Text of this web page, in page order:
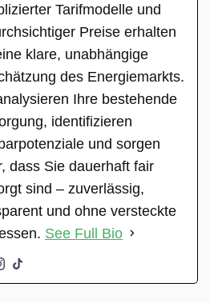
Tarifmodelle und
Preise erhalten
klare, unabhängige
des Energiemarkts.
Ihre bestehende
identifizieren
und sorgen
dass Sie dauerhaft fair
sind – zuverlässig,
und ohne versteckte
See Full Bio